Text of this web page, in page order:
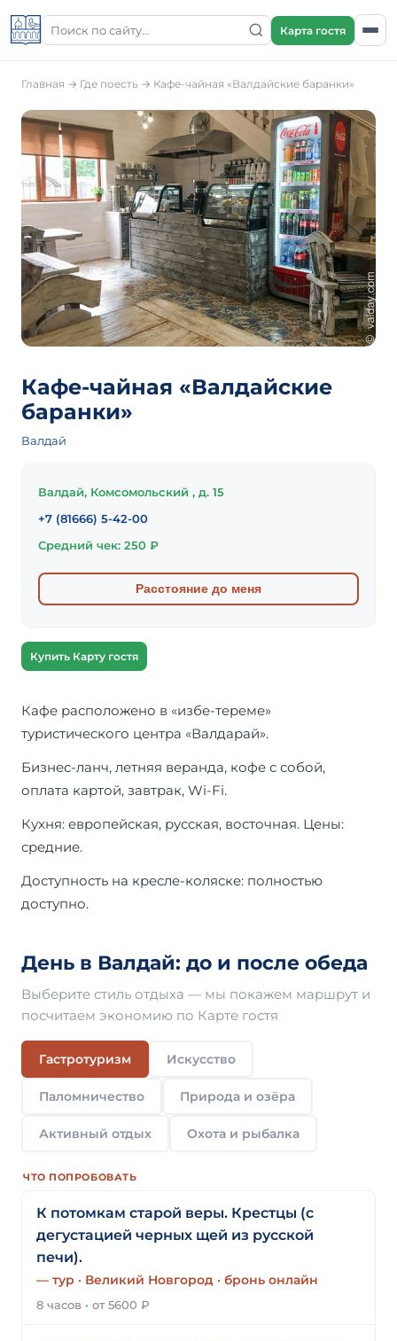
Карта гостя
Главная → Где поесть → Кафе-чайная «Валдайские баранки»
Кафе-чайная «Валдайские
баранки»
Валдай
Валдай, Комсомольский , д. 15
+7 (81666) 5-42-00
Средний чек: 250 ₽
Расстояние до меня
Купить Карту гостя
Кафе расположено в «избе-тереме»
туристического центра «Валдарай».
Бизнес-ланч, летняя веранда, кофе с собой,
оплата картой, завтрак, Wi-Fi.
Кухня: европейская, русская, восточная. Цены:
средние.
Доступность на кресле-коляске: полностью
доступно.
День в Валдай: до и после обеда
Выберите стиль отдыха — мы покажем маршрут и
посчитаем экономию по Карте гостя
Гастротуризм Искусство
Паломничество Природа и озёра
Активный отдых Охота и рыбалка
ЧТО ПОПРОБОВАТЬ
К потомкам старой веры. Крестцы (с
дегустацией черных щей из русской
печи).
— тур · Великий Новгород · бронь онлайн
8 часов · от 5600 ₽